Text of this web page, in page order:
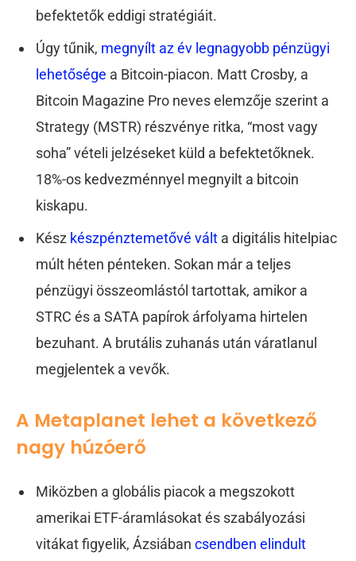
befektetők eddigi stratégiáit.
Úgy tűnik, megnyílt az év legnagyobb pénzügyi
lehetősége a Bitcoin-piacon. Matt Crosby, a
Bitcoin Magazine Pro neves elemzője szerint a
Strategy (MSTR) részvénye ritka, “most vagy
soha” vételi jelzéseket küld a befektetőknek.
18%-os kedvezménnyel megnyilt a bitcoin
kiskapu.
Kész készpénztemetővé vált a digitális hitelpiac
múlt héten pénteken. Sokan már a teljes
pénzügyi összeomlástól tartottak, amikor a
STRC és a SATA papírok árfolyama hirtelen
bezuhant. A brutális zuhanás után váratlanul
megjelentek a vevők.
A Metaplanet lehet a következő
nagy húzóerő
Miközben a globális piacok a megszokott
amerikai ETF-áramlásokat és szabályozási
vitákat figyelik, Ázsiában csendben elindult